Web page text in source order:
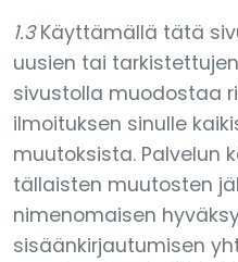
1.3Käyttämällä tätä
uusien tai
sivustolla muodostaa
ilmoituksen sinulle
muutoksista. Palvelun
tällaisten muutosten
nimenomaisen
sisäänkirjautumisen